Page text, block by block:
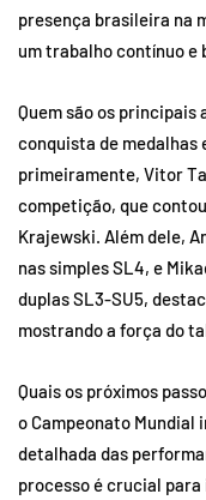
presença brasileira na
um trabalho contínuo e
Quem são os
conquista de medalhas
primeiramente, Vitor
competição, que
Krajewski. Além dele,
nas simples SL4, e
duplas SL3-SU5,
mostrando a força do
Quais os próximos
o Campeonato Mundial
detalhada das
processo é crucial